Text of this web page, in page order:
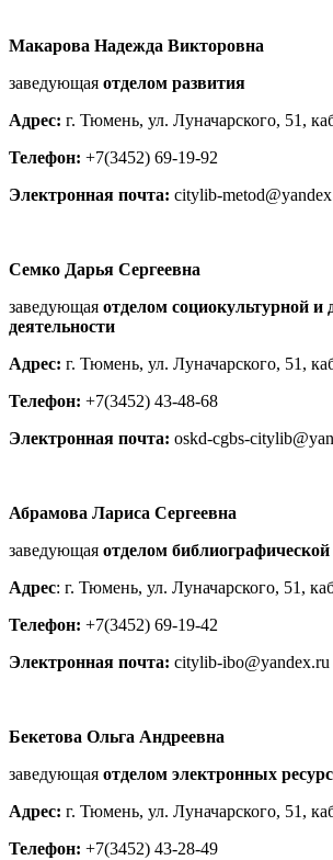
Макарова Надежда Викторовна
заведующая отделом развития
Адрес: г. Тюмень, ул. Луначарского, 51,
Телефон: +7(3452) 69-19-92
Электронная почта: citylib-
Семко Дарья Сергеевна
заведующая отделом социокультурной и
деятельности
Адрес: г. Тюмень, ул. Луначарского, 51,
Телефон: +7(3452) 43-48-68
Электронная почта: oskd-cgbs-
Абрамова Лариса Сергеевна
заведующая отделом библиографической
Адрес: г. Тюмень, ул. Луначарского, 51,
Телефон: +7(3452) 69-19-42
Электронная почта: citylib-ibo@yandex.ru
Бекетова Ольга Андреевна
заведующая отделом электронных
Адрес: г. Тюмень, ул. Луначарского, 51,
Телефон: +7(3452) 43-28-49